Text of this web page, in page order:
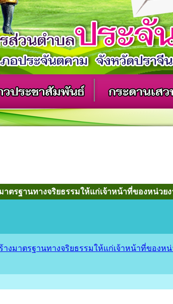
าตรฐานทางจริยธรรมให้แก่เจ้าหน้าที่ของหน่วย
างมาตรฐานทางจริยธรรมให้แก่เจ้าหน้าที่ของห